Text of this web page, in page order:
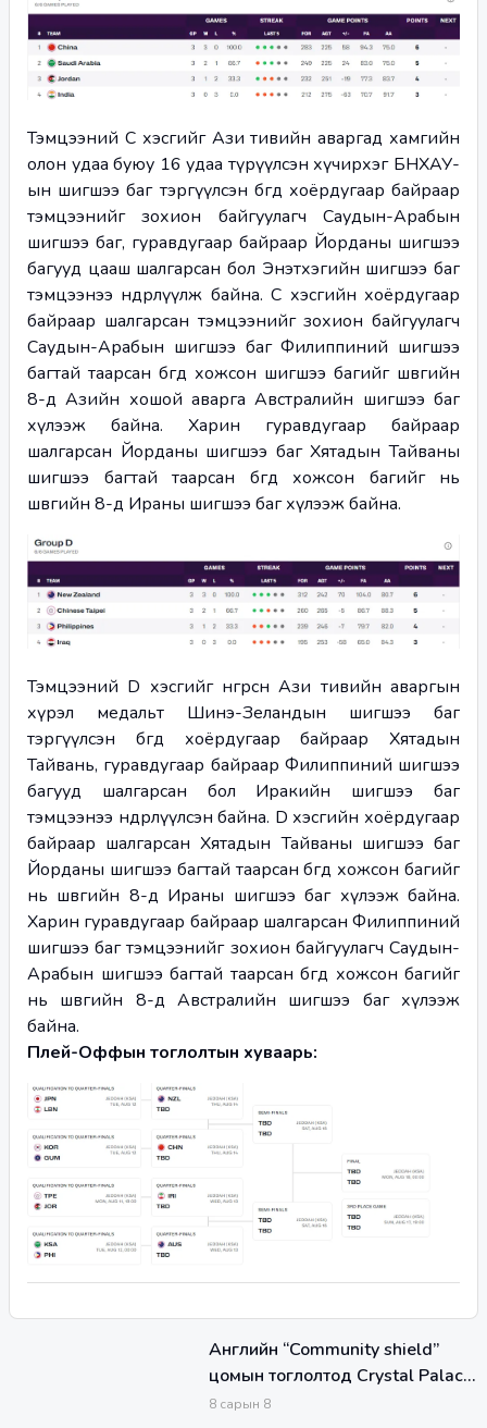
Тэмцээний C хэсгийг Ази тивийн аваргад хамгийн
олон удаа буюу 16 удаа түрүүлсэн хүчирхэг БНХАУ-
ын шигшээ баг тэргүүлсэн бөгөөд хоёрдугаар байраар
тэмцээнийг зохион байгуулагч Саудын-Арабын
шигшээ баг, гуравдугаар байраар Йорданы шигшээ
багууд цааш шалгарсан бол Энэтхэгийн шигшээ баг
тэмцээнээ өндөрлүүлж байна. C хэсгийн хоёрдугаар
байраар шалгарсан тэмцээнийг зохион байгуулагч
Саудын-Арабын шигшээ баг Филиппиний шигшээ
багтай таарсан бөгөөд хожсон шигшээ багийг шөвгийн
8-д Азийн хошой аварга Австралийн шигшээ баг
хүлээж байна. Харин гуравдугаар байраар
шалгарсан Йорданы шигшээ баг Хятадын Тайваны
шигшээ багтай таарсан бөгөөд хожсон багийг нь
шөвгийн 8-д Ираны шигшээ баг хүлээж байна.
Тэмцээний D хэсгийг өнгөрсөн Ази тивийн аваргын
хүрэл медальт Шинэ-Зеландын шигшээ баг
тэргүүлсэн бөгөөд хоёрдугаар байраар Хятадын
Тайвань, гуравдугаар байраар Филиппиний шигшээ
багууд шалгарсан бол Иракийн шигшээ баг
тэмцээнээ өндөрлүүлсэн байна. D хэсгийн хоёрдугаар
байраар шалгарсан Хятадын Тайваны шигшээ баг
Йорданы шигшээ багтай таарсан бөгөөд хожсон багийг
нь шөвгийн 8-д Ираны шигшээ баг хүлээж байна.
Харин гуравдугаар байраар шалгарсан Филиппиний
шигшээ баг тэмцээнийг зохион байгуулагч Саудын-
Арабын шигшээ багтай таарсан бөгөөд хожсон багийг
нь шөвгийн 8-д Австралийн шигшээ баг хүлээж
байна.
Плей-Оффын тоглолтын хуваарь:
Английн “Community shield”
цомын тоглолтод Crystal Palace
Клуб Liverpool-ийг хожиж
8 сарын 8